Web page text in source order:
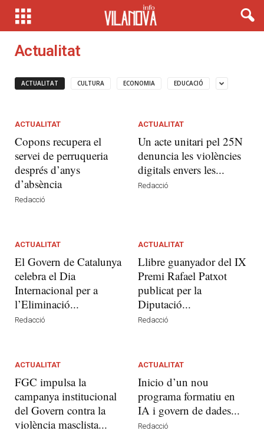
Actualitat
ACTUALITAT CULTURA ECONOMIA EDUCACIÓ
ACTUALITAT
Copons recupera el
servei de perruqueria
després d’anys
d’absència
Redacció
ACTUALITAT
Un acte unitari pel 25N
denuncia les violències
digitals envers les...
Redacció
ACTUALITAT
El Govern de Catalunya
celebra el Dia
Internacional per a
l’Eliminació...
Redacció
ACTUALITAT
Llibre guanyador del IX
Premi Rafael Patxot
publicat per la
Diputació...
Redacció
ACTUALITAT
FGC impulsa la
campanya institucional
del Govern contra la
violència masclista...
ACTUALITAT
Inicio d’un nou
programa formatiu en
IA i govern de dades...
Redacció